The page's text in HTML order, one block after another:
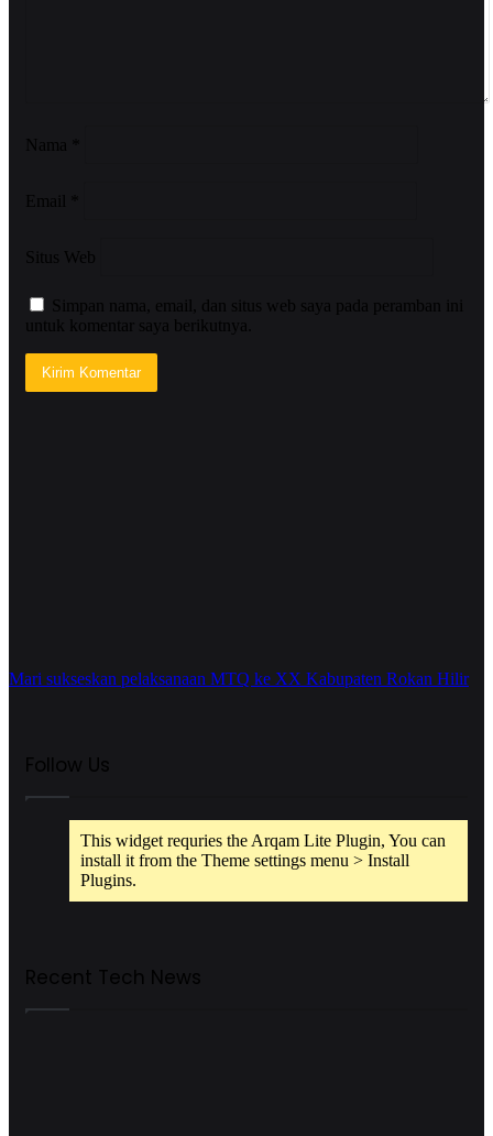
Nama
Email
Situs Web
Simpan nama, email, dan situs web saya pada peramban ini
untuk komentar saya berikutnya.
Mari sukseskan pelaksanaan MTQ ke XX Kabupaten Rokan Hilir
Follow Us
This widget requries the Arqam Lite Plugin, You can
install it from the Theme settings menu > Install
Plugins.
Recent Tech News